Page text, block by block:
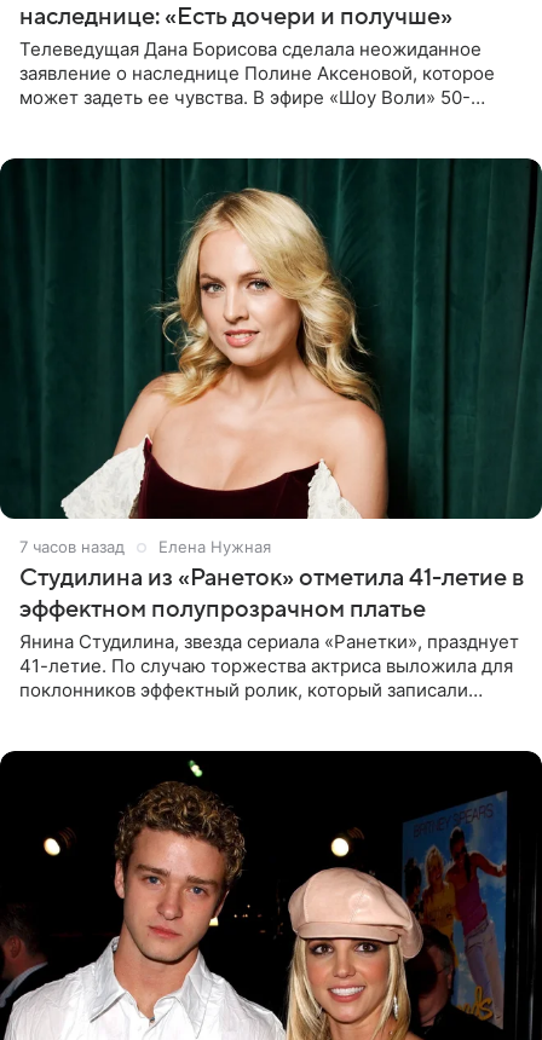
наследнице: «Есть дочери и получше»
Телеведущая Дана Борисова сделала неожиданное
заявление о наследнице Полине Аксеновой, которое
может задеть ее чувства. В эфире «Шоу Воли» 50-
7 часов назад Елена Нужная
Студилина из «Ранеток» отметила 41-летие в
эффектном полупрозрачном платье
Янина Студилина, звезда сериала «Ранетки», празднует
41-летие. По случаю торжества актриса выложила для
поклонников эффектный ролик, который записали